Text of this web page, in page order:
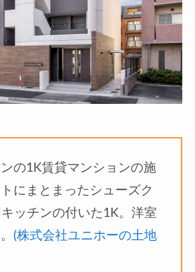
の1K賃貸マンションの施
にまとまったシューズク
ッチンの付いた1K。洋室
(株式会社ユニホーの土地